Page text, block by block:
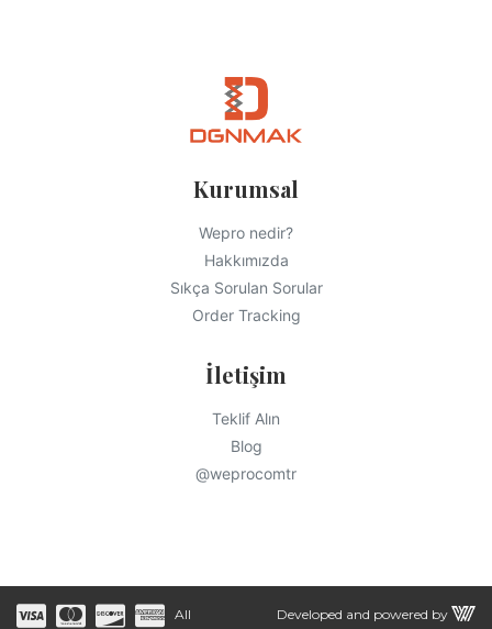
Kurumsal
Wepro nedir?
Hakkımızda
Sıkça Sorulan Sorular
Order Tracking
İletişim
Teklif Alın
Blog
@weprocomtr
All Developed and powered by